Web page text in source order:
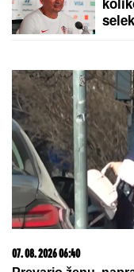
PREVARENA ZA
opljačkana u
raka
od